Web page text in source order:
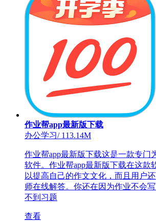
作业帮app最新版下载
办公学习/113.14M
作业帮app最新版下载这是一款专门
软件。作业帮app最新版下载在这款
以提高自己的作文文化，而且用户
师在线解答。你还在因为作业不会
不到习题
查看